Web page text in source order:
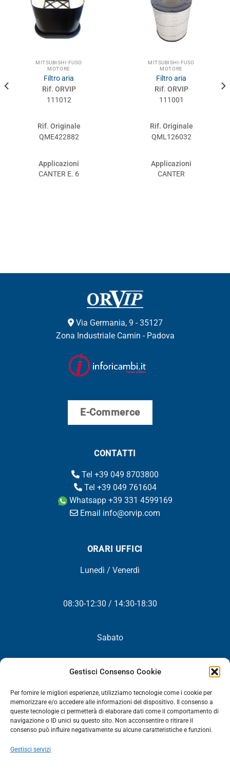
Gestisci Consenso Cookie
Per fornire le migliori esperienze, utilizziamo tecnologie come i cookie per
memorizzare e/o accedere alle informazioni del dispositivo. Il consenso a
queste tecnologie ci permetterà di elaborare dati come il comportamento di
navigazione o ID unici su questo sito. Non acconsentire o ritirare il
consenso può influire negativamente su alcune caratteristiche e funzioni.
Gestisci servizi
MITSUBISHI-FUSO
MOTORE
Filtro aria
Rif. ORVIP
111012
Rif. Originale
QME422882
Applicazioni
CANTER E. 6
MITSUBISHI-FUSO
MOTORE
Filtro aria
Rif. ORVIP
111001
Rif. Originale
QML126032
Applicazioni
CANTER
Via Germania, 9 - 35127
Zona Industriale Camin - Padova
E-Commerce
CONTATTI
Tel +39 049 8703800
Tel +39 049 761604
Whatsapp +39 331 4599169
Email info@orvip.com
ORARI UFFICI
Lunedì / Venerdì
08:30-12:30 / 14:30-18:30
Sabato
Chiuso
NEWSLETTER